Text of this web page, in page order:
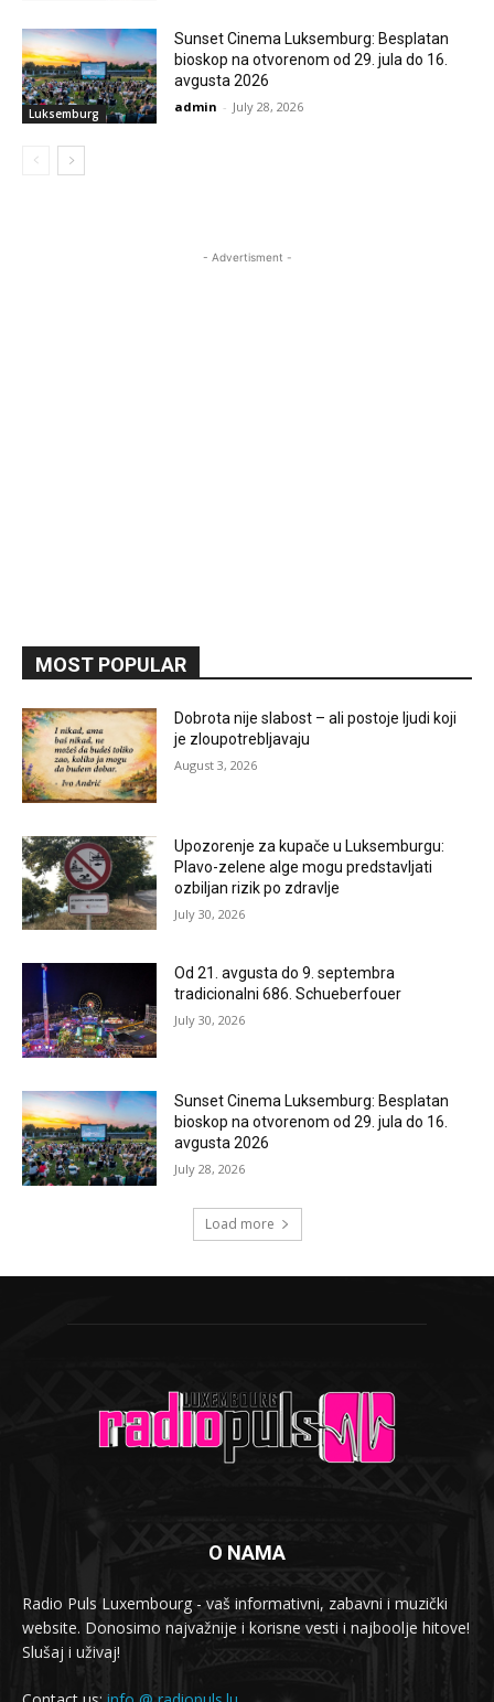
Luksemburg
Sunset Cinema Luksemburg: Besplatan
bioskop na otvorenom od 29. jula do 16.
avgusta 2026
admin - July 28, 2026
- Advertisment -
MOST POPULAR
Dobrota nije slabost – ali postoje ljudi koji
je zloupotrebljavaju
August 3, 2026
Upozorenje za kupače u Luksemburgu:
Plavo-zelene alge mogu predstavljati
ozbiljan rizik po zdravlje
July 30, 2026
Od 21. avgusta do 9. septembra
tradicionalni 686. Schueberfouer
July 30, 2026
Sunset Cinema Luksemburg: Besplatan
bioskop na otvorenom od 29. jula do 16.
avgusta 2026
July 28, 2026
Load more
O NAMA
Radio Puls Luxembourg - vaš informativni, zabavni i muzički
website. Donosimo najvažnije i korisne vesti i najboolje hitove!
Slušaj i uživaj!